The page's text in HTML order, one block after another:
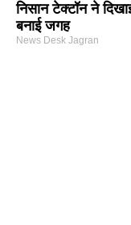
निसान टेक्टॉन ने
बनाई जगह
News Desk Jagran